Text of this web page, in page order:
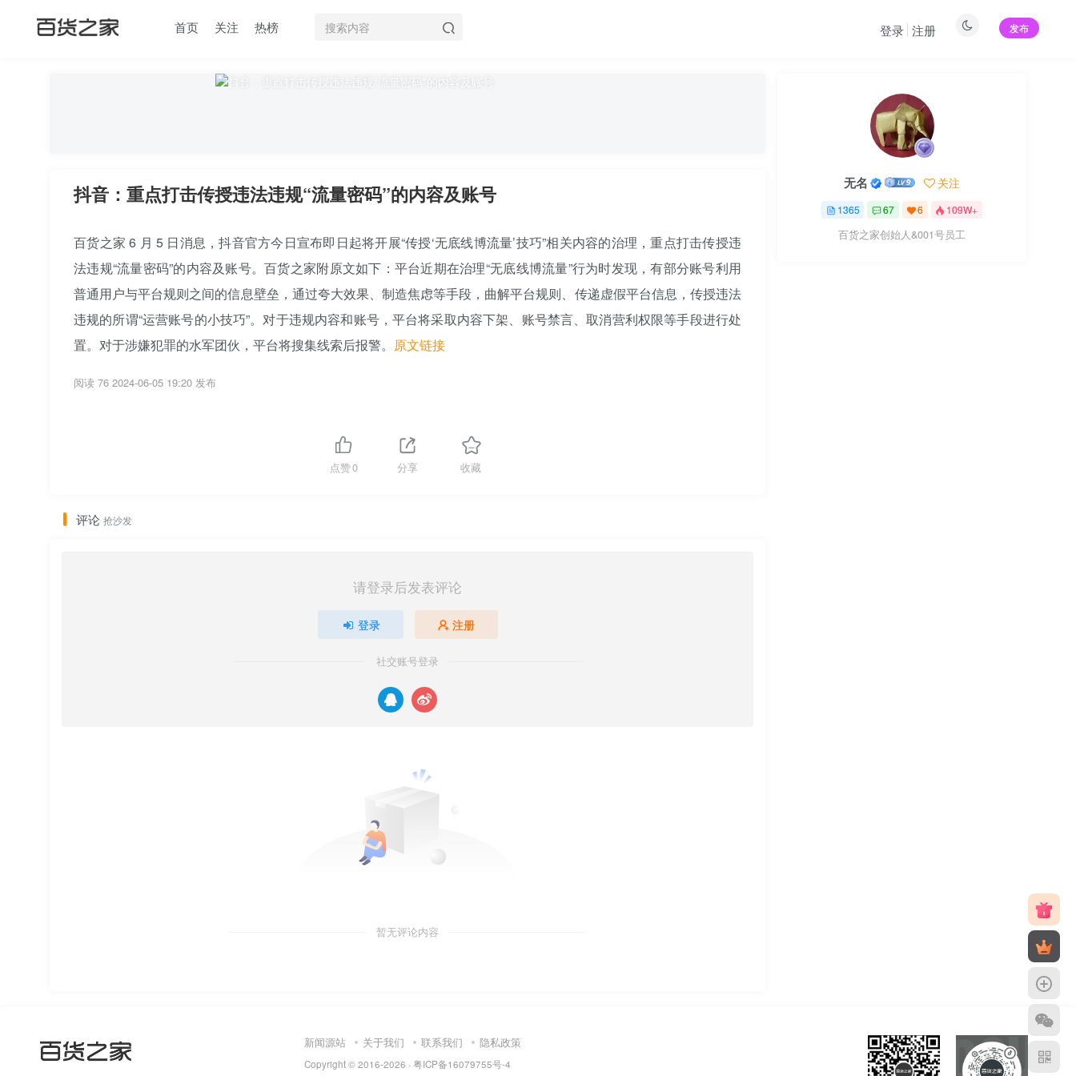
首页 关注 热榜 发布
登录 注册
抖音：重点打击传授违法违规“流量密码”的内容及账号
百货之家 6 月 5 日消息，抖音官方今日宣布即日起将开展“传授‘无底线博流量’技巧”相关内容的治理，重点打击传授违
法违规“流量密码”的内容及账号。百货之家附原文如下：平台近期在治理“无底线博流量”行为时发现，有部分账号利用
普通用户与平台规则之间的信息壁垒，通过夸大效果、制造焦虑等手段，曲解平台规则、传递虚假平台信息，传授违法
违规的所谓“运营账号的小技巧”。 对于违规内容和账号，平台将采取内容下架、账号禁言、取消营利权限等手段进行处
置。对于涉嫌犯罪的水军团伙，平台将搜集线索后报警。 原文链接
阅读 76 2024-06-05 19:20 发布
点赞0 分享 收藏
评论 抢沙发
请登录后发表评论
登录 注册
社交账号登录
暂无评论内容
无名 关注
1365 67 6 109W+
百货之家创始人&001号员工
新闻源站 关于我们 联系我们 隐私政策
Copyright © 2016-2026 · 粤ICP备16079755号-4